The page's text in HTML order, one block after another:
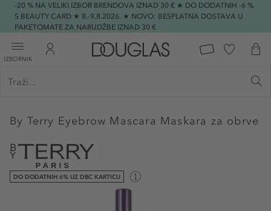
-20 % NA VELIKI IZBOR BRENDOVA IZNAD 30 € ★ DO DODATNIH -6 %
S BEAUTY CARD ★ 8.-9.8.2026. ★ NOVO: BESPLATNA DOSTAVA U
PAKETOMATE ZA NARUDŽBE IZNAD 30 €
IZBORNIK
By Terry Eyebrow Mascara Maskara za obrve
DO DODATNIH 6% UZ DBC KARTICU